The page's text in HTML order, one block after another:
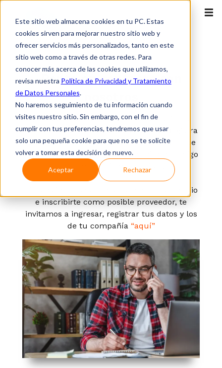
Este sitio web almacena cookies en tu PC. Estas
cookies sirven para mejorar nuestro sitio web y
ofrecer servicios más personalizados, tanto en este
sitio web como a través de otras redes. Para
conocer más acerca de las cookies que utilizamos,
revisa nuestra Política de Privacidad y Tratamiento
de Datos Personales.
No haremos seguimiento de tu información cuando
visites nuestro sitio. Sin embargo, con el fin de
cumplir con tus preferencias, tendremos que usar
solo una pequeña cookie para que no se te solicite
volver a tomar esta decisión de nuevo.
Aceptar Rechazar
Contáctanos
Ponte encontactocon
¿Eres uno de nuestros clientes o quieres
saber más sobre nuestros servicios? Registra
tus datos en el formulario adjunto, y uno de
nuestros especialistas se comunicará contigo
en el menor tiempo posible.
Si estás interesado en presentar tu portafolio
e inscribirte como posible proveedor, te
invitamos a ingresar, registrar tus datos y los
de tu compañía “aquí”